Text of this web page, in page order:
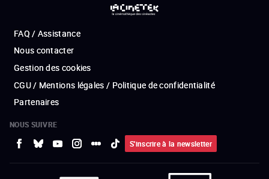
FAQ / Assistance
Nous contacter
Gestion des cookies
CGU / Mentions légales / Politique de confidentialité
Partenaires
NOUS SUIVRE
S'inscrire à la newsletter